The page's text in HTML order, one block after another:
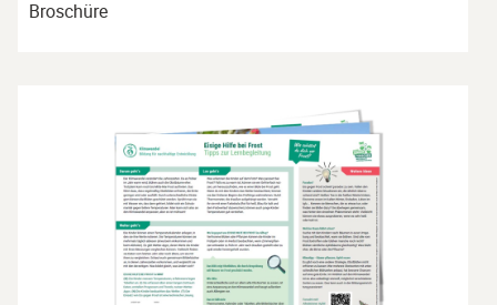
Broschüre